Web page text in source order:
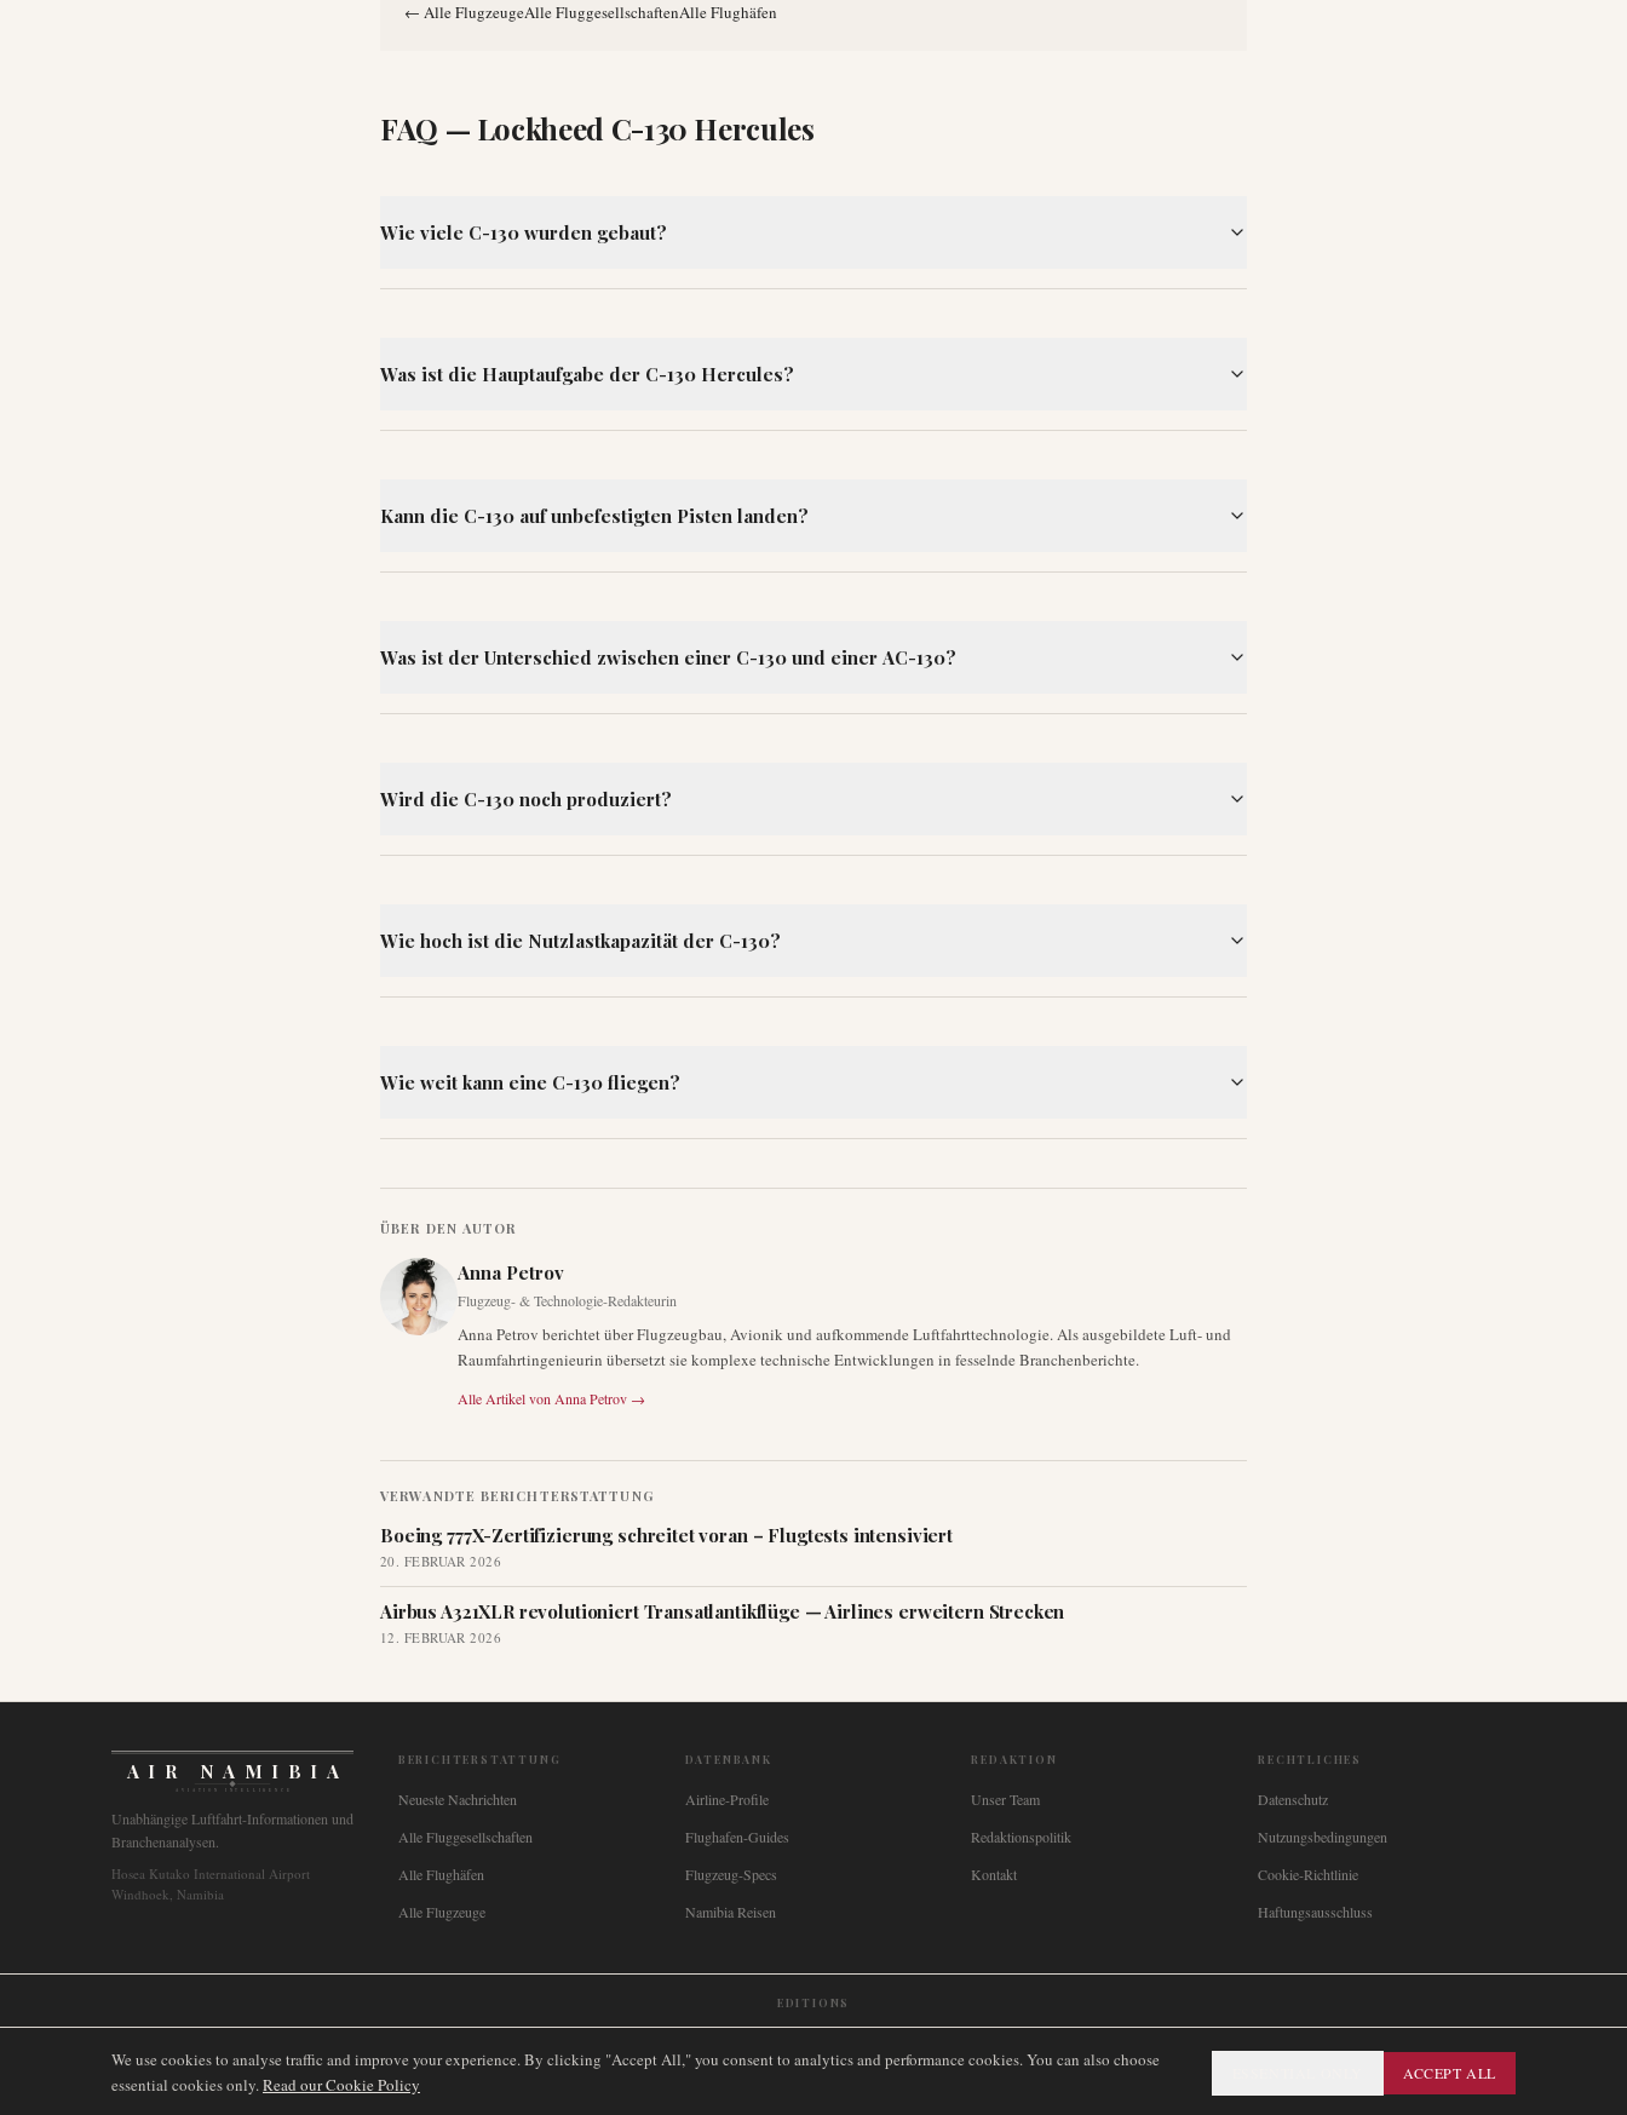
← Alle FlugzeugeAlle FluggesellschaftenAlle Flughäfen
FAQ — Lockheed C-130 Hercules
Wie viele C-130 wurden gebaut?
Was ist die Hauptaufgabe der C-130 Hercules?
Kann die C-130 auf unbefestigten Pisten landen?
Was ist der Unterschied zwischen einer C-130 und einer AC-130?
Wird die C-130 noch produziert?
Wie hoch ist die Nutzlastkapazität der C-130?
Wie weit kann eine C-130 fliegen?
ÜBER DEN AUTOR
Anna Petrov
Flugzeug- & Technologie-Redakteurin
Anna Petrov berichtet über Flugzeugbau, Avionik und aufkommende Luftfahrttechnologie. Als ausgebildete Luft- und
Raumfahrtingenieurin übersetzt sie komplexe technische Entwicklungen in fesselnde Branchenberichte.
Alle Artikel von Anna Petrov →
VERWANDTE BERICHTERSTATTUNG
Boeing 777X-Zertifizierung schreitet voran – Flugtests intensiviert
20. FEBRUAR 2026
Airbus A321XLR revolutioniert Transatlantikflüge — Airlines erweitern Strecken
12. FEBRUAR 2026
AIR NAMIBIA
AVIATION INTELLIGENCE
Unabhängige Luftfahrt-Informationen und
Branchenanalysen.
Hosea Kutako International Airport
Windhoek, Namibia
BERICHTERSTATTUNG
Neueste Nachrichten
Alle Fluggesellschaften
Alle Flughäfen
Alle Flugzeuge
DATENBANK
Airline-Profile
Flughafen-Guides
Flugzeug-Specs
Namibia Reisen
REDAKTION
Unser Team
Redaktionspolitik
Kontakt
RECHTLICHES
Datenschutz
Nutzungsbedingungen
Cookie-Richtlinie
Haftungsausschluss
EDITIONS
©2026AIRNAMIBIA MEDIA.ALLE RECHTE VORBEHALTEN. SITEMAP
We use cookies to analyse traffic and improve your experience. By clicking "Accept All," you consent to analytics and performance cookies. You can also choose
essential cookies only.Read our Cookie Policy
ACCEPT ALL